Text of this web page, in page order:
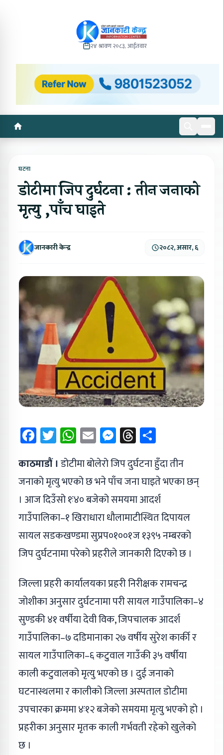
२४ श्रावण २०८३, आईतवार
घटना
डोटीमा जिप दुर्घटना : तीन जनाको
मृत्यु ,पाँच घाइते
जानकारी केन्द्र २०८२, असार, ६
Facebook
Twitter
WhatsApp
EmailMessenger
Threads
काठमाडौं । डोटीमा बोलेरो जिप दुर्घटना हुँदा तीन
जनाको मृत्यु भएको छ भने पाँच जना घाइते भएका छन्
। आज दिउँसो १ः४० बजेको समयमा आदर्श
गाउँपालिका–१ खिराधारा धौलामाटीस्थित दिपायल
सायल सडकखण्डमा सुप्रप०१००१ज १३९५ नम्बरको
जिप दुर्घटनामा परेको प्रहरीले जानकारी दिएको छ ।
जिल्ला प्रहरी कार्यालयका प्रहरी निरीक्षक रामचन्द्र
जोशीका अनुसार दुर्घटनामा परी सायल गाउँपालिका–४
सुण्डकी ४१ वर्षीया देवी विक, जिपचालक आदर्श
गाउँपालिका–७ दडिमानाका २७ वर्षीय सुरेश कार्की र
सायल गाउँपालिका–६ कटुवाल गाउँकी ३५ वर्षीया
काली कटुवालको मृत्यु भएको छ । दुई जनाको
घटनास्थलमा र कालीको जिल्ला अस्पताल डोटीमा
उपचारका क्रममा ४ः१२ बजेको समयमा मृत्यु भएको हो ।
प्रहरीका अनुसार मृतक काली गर्भवती रहेको खुलेको
छ ।